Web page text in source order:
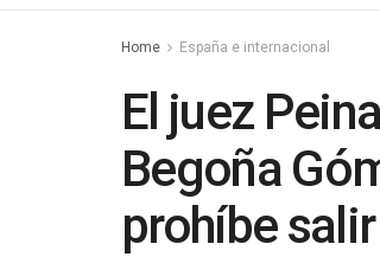
Home España e internacional
El juez
Begoña
prohíbe